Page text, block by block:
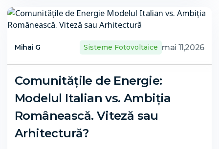
Mihai G Sisteme Fotovoltaice mai 11,2026
Comunitățile de Energie:
Modelul Italian vs. Ambiția
Românească. Viteză sau
Arhitectură?